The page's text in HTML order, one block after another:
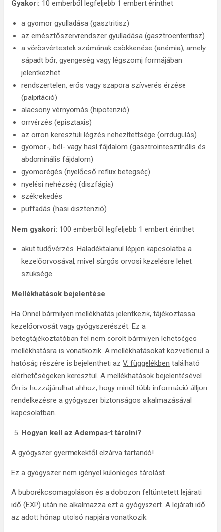
Gyakori: 10 emberből legfeljebb 1 embert érinthet
a gyomor gyulladása (gasztritisz)
az emésztőszervrendszer gyulladása (gasztroenteritisz)
a vörösvértestek számának csökkenése (anémia), amely
sápadt bőr, gyengeség vagy légszomj formájában
jelentkezhet
rendszertelen, erős vagy szapora szívverés érzése
(palpitáció)
alacsony vérnyomás (hipotenzió)
orrvérzés (episztaxis)
az orron keresztüli légzés nehezítettsége (orrdugulás)
gyomor-, bél- vagy hasi fájdalom (gasztrointesztinális és
abdominális fájdalom)
gyomorégés (nyelőcső reflux betegség)
nyelési nehézség (diszfágia)
székrekedés
puffadás (hasi disztenzió)
Nem gyakori: 100 emberből legfeljebb 1 embert érinthet
akut tüdővérzés. Haladéktalanul lépjen kapcsolatba a
kezelőorvosával, mivel sürgős orvosi kezelésre lehet
szüksége.
Mellékhatások bejelentése
Ha Önnél bármilyen mellékhatás jelentkezik, tájékoztassa
kezelőorvosát vagy gyógyszerészét. Ez a
betegtájékoztatóban fel nem sorolt bármilyen lehetséges
mellékhatásra is vonatkozik. A mellékhatásokat közvetlenül a
hatóság részére is bejelentheti az V. függelékben található
elérhetőségeken keresztül. A mellékhatások bejelentésével
Ön is hozzájárulhat ahhoz, hogy minél több információ álljon
rendelkezésre a gyógyszer biztonságos alkalmazásával
kapcsolatban.
Hogyan kell az Adempas-t tárolni?
A gyógyszer gyermekektől elzárva tartandó!
Ez a gyógyszer nem igényel különleges tárolást.
A buborékcsomagoláson és a dobozon feltüntetett lejárati
idő (EXP) után ne alkalmazza ezt a gyógyszert. A lejárati idő
az adott hónap utolsó napjára vonatkozik.